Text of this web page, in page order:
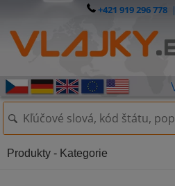
+421 919 296 778|
Produkty - Kategorie